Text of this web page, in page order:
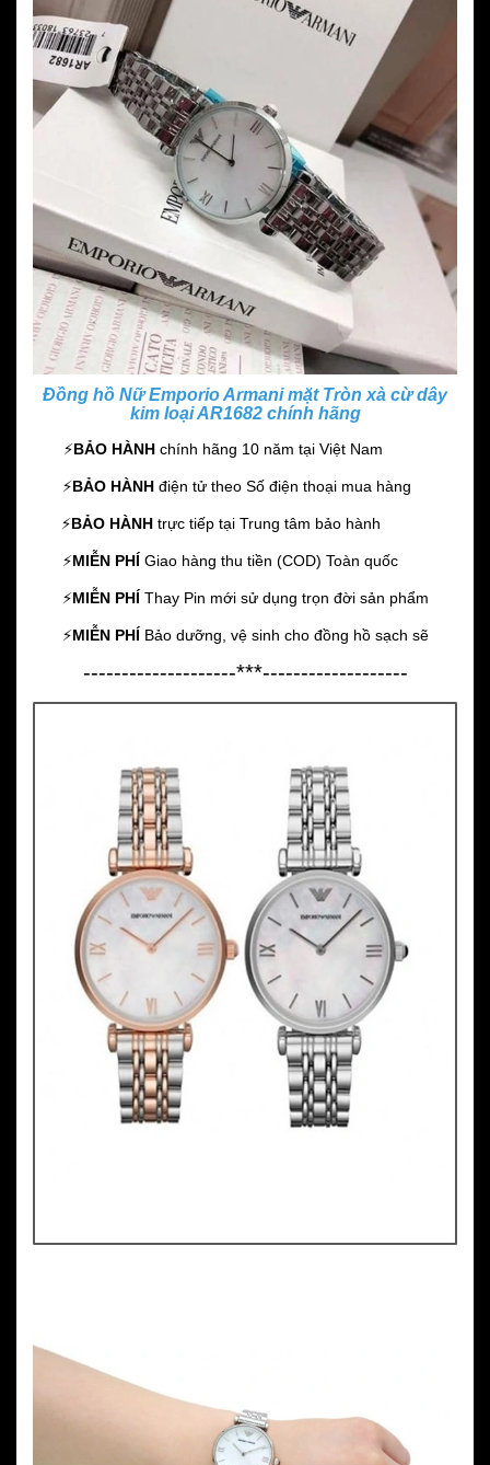
Đồng hồ Nữ Emporio Armani mặt Tròn xà cừ dây
kim loại AR1682 chính hãng
⚡️BẢO HÀNH chính hãng 10 năm tại Việt Nam
⚡️BẢO HÀNH điện tử theo Số điện thoại mua hàng
⚡️BẢO HÀNH trực tiếp tại Trung tâm bảo hành
⚡️MIỄN PHÍ Giao hàng thu tiền (COD) Toàn quốc
⚡️MIỄN PHÍ Thay Pin mới sử dụng trọn đời sản phẩm
⚡️MIỄN PHÍ Bảo dưỡng, vệ sinh cho đồng hồ sạch sẽ
--------------------***-------------------